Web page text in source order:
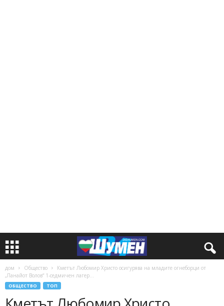
дом Общество
Кметът Любомир Христо осигурява на младите огнеборци от
„Панайот Волов“ 1-седмичен лагер...
ОБЩЕСТВО ТОП